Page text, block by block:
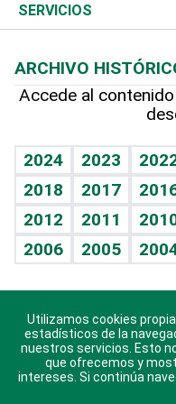
Resto del mundo
Economía personal
Podcast Arte Libre
Hablando con el pediatra
Vida y familia
Eñe
Celebrando la vida
Sin complejos
En pocas palabras
Escuchando al corazón
Economía Personal
Más deportes
Línea de hit
TBT Deportivo
Columnistas
Más firmas
Cambio climático
Opinión
Hecho en casa
Guía del dinero
SERVICIOS
Cumpleaños
Horóscopos
Crucigramas
ARCHIVO
Accede al
2024 2023
2018
2017
2012
2011
2006
2005
Descarga nuestras
Utilizamos cookies
estadísticos de la
nuestros servicios. Esto
que ofrecemos y
intereses. Si continúa